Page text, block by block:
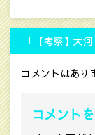
「【考察】大
コメントはあり
コメント